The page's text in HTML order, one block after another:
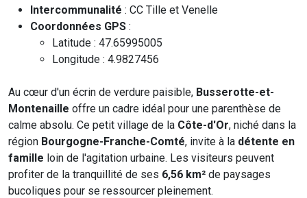
Intercommunalité : CC Tille et Venelle
Coordonnées GPS :
Latitude : 47.65995005
Longitude : 4.9827456
Au cœur d'un écrin de verdure paisible, Busserotte-et-
Montenaille offre un cadre idéal pour une parenthèse de
calme absolu. Ce petit village de la Côte-d'Or, niché dans la
région Bourgogne-Franche-Comté, invite à la détente en
famille loin de l'agitation urbaine. Les visiteurs peuvent
profiter de la tranquillité de ses 6,56 km² de paysages
bucoliques pour se ressourcer pleinement.